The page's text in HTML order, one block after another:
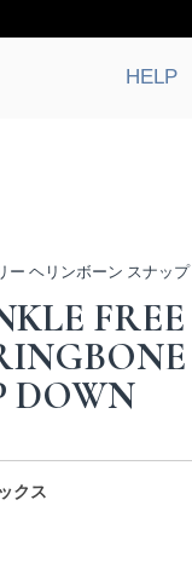
HELP
ー ヘリンボーン スナップ
FREE
DOWN
クス